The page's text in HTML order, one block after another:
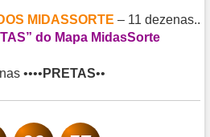
MIDASSORTE – 11 dezenas..
do Mapa MidasSorte
•••• PRETAS••